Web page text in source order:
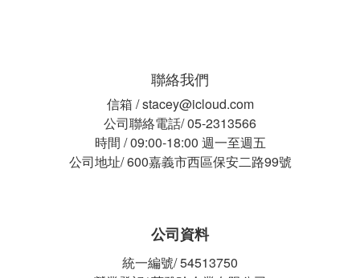
聯絡我們
信箱 / stacey@icloud.com
公司聯絡電話/ 05-2313566
時間 / 09:00-18:00 週一至週五
公司地址/ 600嘉義市西區保安二路99號
公司資料
統一編號/ 54513750